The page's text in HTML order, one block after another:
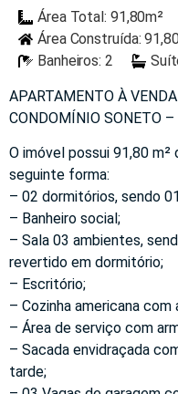
Área Total: 91,80m²
Área Construída:
Banheiros: 2
APARTAMENTO À
CONDOMÍNIO SONETO
O imóvel possui 91,80
seguinte forma:
– 02 dormitórios, sendo
– Banheiro social;
– Sala 03 ambientes,
revertido em dormitório;
– Escritório;
– Cozinha americana com
– Área de serviço com
– Sacada envidraçada
tarde;